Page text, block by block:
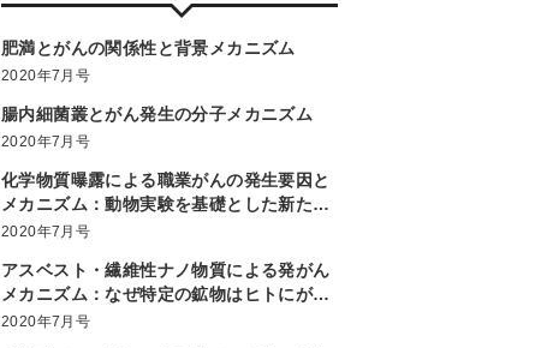
肥満とがんの関係性と背景メカニズム
2020年7月号
腸内細菌叢とがん発生の分子メカニズム
2020年7月号
化学物質曝露による職業がんの発生要因と
メカニズム：動物実験を基礎とした新たな
職業性膀胱がん原因物質の発見
2020年7月号
アスベスト・繊維性ナノ物質による発がん
メカニズム：なぜ特定の鉱物はヒトにがん
を発生させるのか？
2020年7月号